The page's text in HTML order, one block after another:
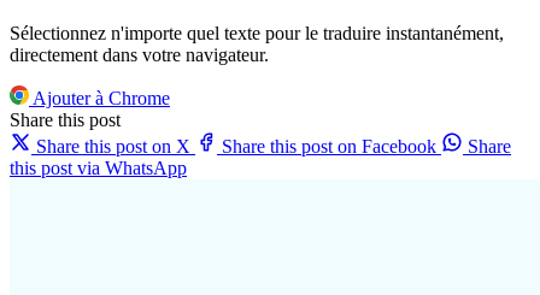
Sélectionnez n'importe quel texte pour le traduire instantanément,
directement dans votre navigateur.
Ajouter à Chrome
Share this post
Share this post on X
Share this post on Facebook
Share
this post via WhatsApp